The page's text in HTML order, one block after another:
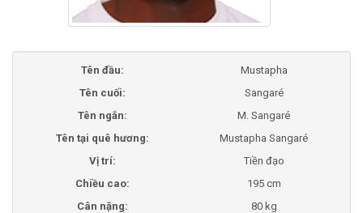
Tên đầu:
Mustapha
Tên cuối:
Sangaré
Tên ngắn:
M. Sangaré
Tên tại quê hương:
Mustapha Sangaré
Vị trí:
Tiền đạo
Chiều cao:
195 cm
Cân nặng:
80 kg